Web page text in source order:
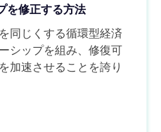
を修正する方法
同じくする循環型経済
シップを組み、修復可
加速させることを誇り